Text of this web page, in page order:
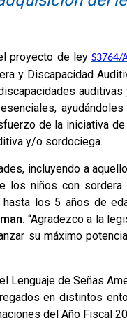
proyecto de ley S3764/
y Discapacidad
de la iniciativa
y/o sordociega.
incluyendo a
los niños con
los 5 años de
“Agradezco a la
su máximo
Lenguaje de Señas
en distintos
del Año Fiscal